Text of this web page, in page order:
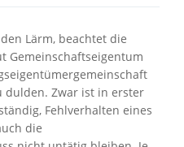
Lärm, beachtet die
Gemeinschaftseigentum
dulden. Zwar ist in erster
Fehlverhalten eines
die